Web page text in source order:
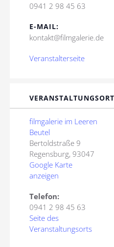
0941 2 98 45 63
E-MAIL:
kontakt@filmgalerie.de
Veranstalterseite
VERANSTALTUNGSORT
filmgalerie im Leeren
Beutel
Bertoldstraße 9
Regensburg, 93047
Google Karte
anzeigen
Telefon:
0941 2 98 45 63
Seite des
Veranstaltungsorts